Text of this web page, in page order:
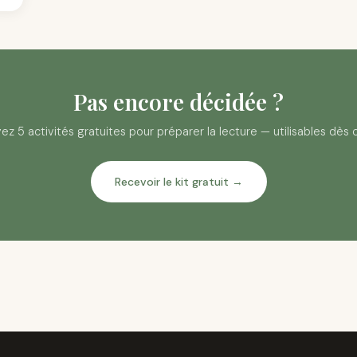
Pas encore décidée ?
5 activités gratuites pour préparer la lecture — utilisables dès
Recevoir le kit gratuit →